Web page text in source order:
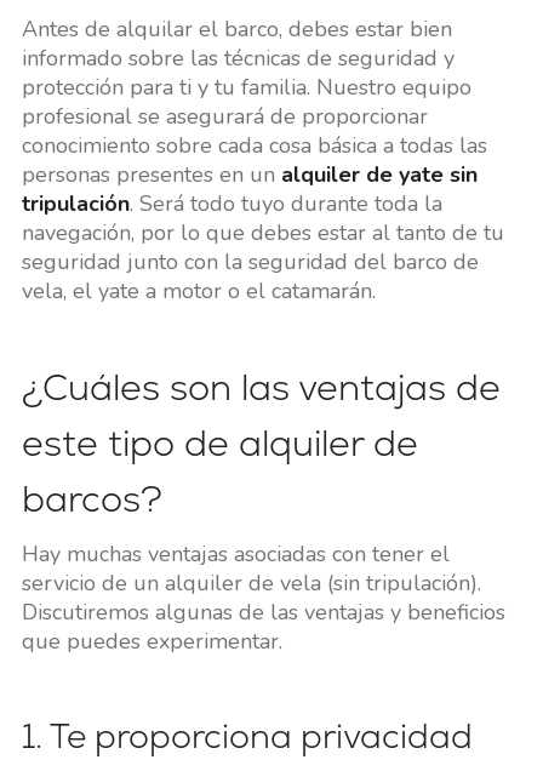
Antes de alquilar el barco, debes estar bien
informado sobre las técnicas de seguridad y
protección para ti y tu familia. Nuestro equipo
profesional se asegurará de proporcionar
conocimiento sobre cada cosa básica a todas las
personas presentes en un alquiler de yate sin
tripulación. Será todo tuyo durante toda la
navegación, por lo que debes estar al tanto de tu
seguridad junto con la seguridad del barco de
vela, el yate a motor o el catamarán.
¿Cuáles son las ventajas de
este tipo de alquiler de
barcos?
Hay muchas ventajas asociadas con tener el
servicio de un alquiler de vela (sin tripulación).
Discutiremos algunas de las ventajas y beneficios
que puedes experimentar.
1. Te proporciona privacidad